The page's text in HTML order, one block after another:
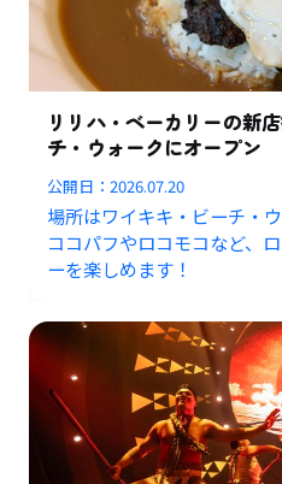
リリハ・ベーカリーの新
チ・ウォークにオープン
公開日：2026.07.20
場所はワイキキ・ビーチ・
ココパフやロコモコなど、
ーを楽しめます！